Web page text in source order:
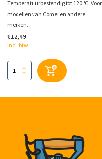
Temperatuurbestendig tot 120 °C. Voor
modellen van Comel en andere
merken.
€12,49
Incl. btw